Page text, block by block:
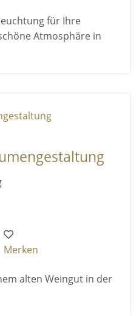
für Ihre
Atmosphäre in
Merken
alten Weingut in der